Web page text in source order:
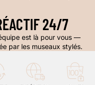
24/7
est là pour vous —
par les museaux stylés.